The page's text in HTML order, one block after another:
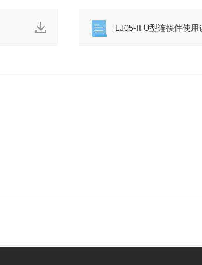
LJ05-II U型连接件使用